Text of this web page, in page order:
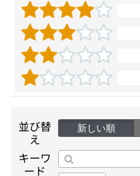
並び替
え
新しい順
キーワ
ード